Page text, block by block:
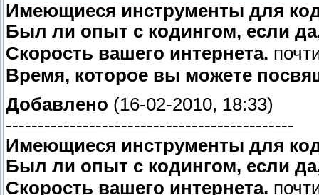
Имеющиеся инструменты для
Был ли опыт с кодингом, если
Скорость вашего интернета.
Время, которое вы можете
Добавлено (16-02-2010, 18:33)
---------------------------------------------
Имеющиеся инструменты для
Был ли опыт с кодингом, если
Скорость вашего интернета.